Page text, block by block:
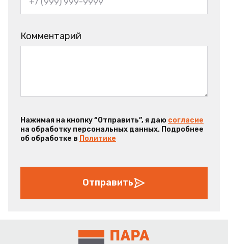
Комментарий
Нажимая на кнопку “Отправить”, я даю согласие
на обработку персональных данных. Подробнее
об обработке в Политике
Отправить